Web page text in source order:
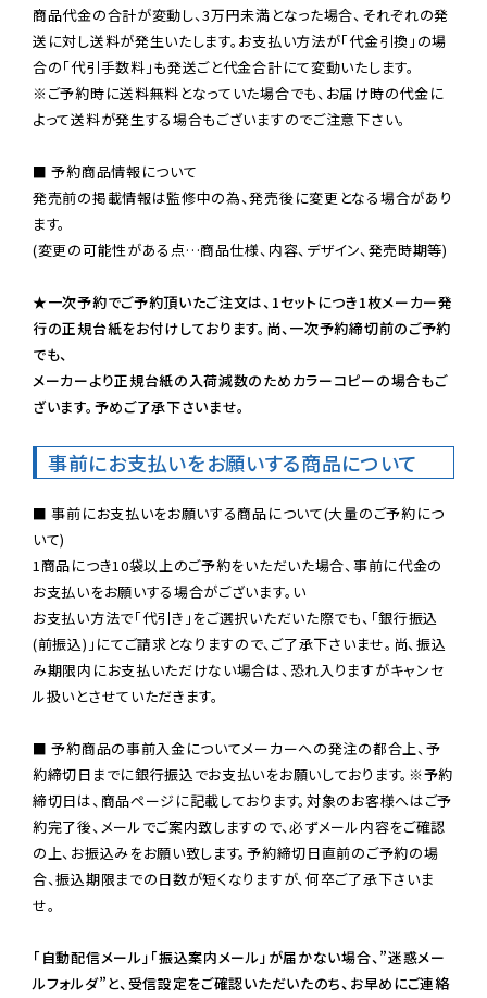
商品代金の合計が変動し、3万円未満となった場合、それぞれの発
送に対し送料が発生いたします。お支払い方法が「代金引換」の場
※ご予約時に送料無料となっていた場合でも、お届け時の代金に
よって送料が発生する場合もございますのでご注意下さい。
■ 予約商品情報について
発売前の掲載情報は監修中の為、発売後に変更となる場合があり
ます。
(変更の可能性がある点…商品仕様、内容、デザイン、発売時期等)
★一次予約でご予約頂いたご注文は、1セットにつき1枚メーカー発
行の正規台紙をお付けしております。尚、一次予約締切前のご予約
でも、
メーカーより正規台紙の入荷減数のためカラーコピーの場合もご
ざいます。予めご了承下さいませ。
事前にお支払いをお願いする商品について
■ 事前にお支払いをお願いする商品について(大量のご予約につ
いて)
1商品につき10袋以上のご予約をいただいた場合、事前に代金の
お支払いをお願いする場合がございます。い
お支払い方法で「代引き」をご選択いただいた際でも、「銀行振込
(前振込)」にてご請求となりますので、ご了承下さいませ。尚、振込
み期限内にお支払いただけない場合は、恐れ入りますがキャンセ
ル扱いとさせていただきます。
■ 予約商品の事前入金についてメーカーへの発注の都合上、予
約締切日までに銀行振込でお支払いをお願いしております。※予約
締切日は、商品ページに記載しております。対象のお客様へはご予
約完了後、メールでご案内致しますので、必ずメール内容をご確認
の上、お振込みをお願い致します。予約締切日直前のご予約の場
合、振込期限までの日数が短くなりますが、何卒ご了承下さいま
せ。
「自動配信メール」「振込案内メール」が届かない場合、”迷惑メー
ルフォルダ”と、受信設定をご確認いただいたのち、お早めにご連絡